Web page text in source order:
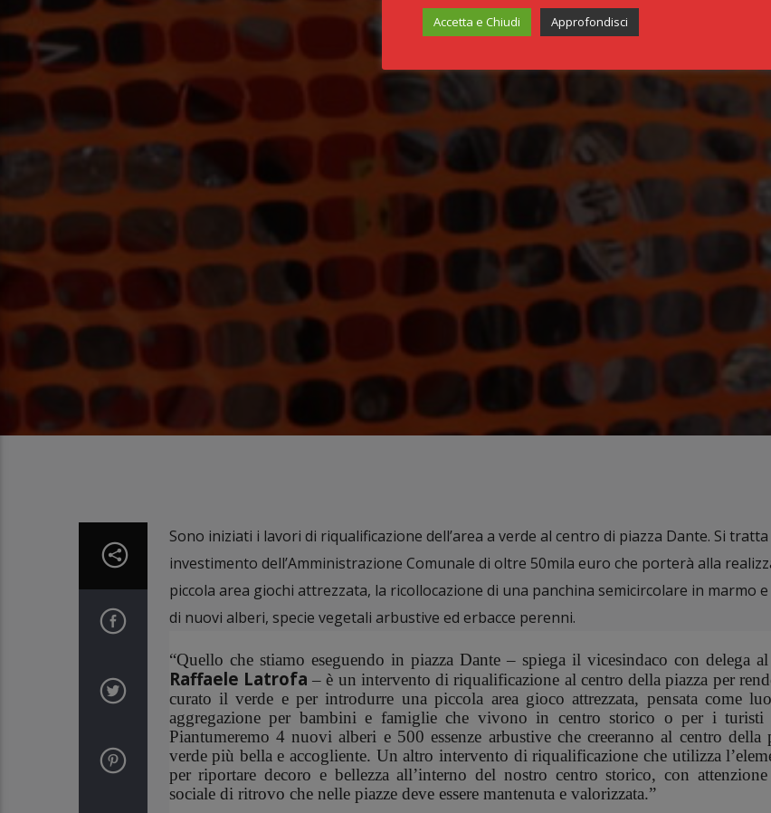
Sono iniziati i lavori di riqualificazione dell’area a verde al centro di piazza Dante. Si
investimento dell’Amministrazione Comunale di oltre 50mila euro che porterà alla
piccola area giochi attrezzata, la ricollocazione di una panchina semicircolare in marmo
di nuovi alberi, specie vegetali arbustive ed erbacce perenni.
“Quello che stiamo eseguendo in piazza Dante – spiega il vicesindaco con delega
Raffaele Latrofa – è un intervento di riqualificazione al centro della piazza per
curato il verde e per introdurre una piccola area gioco attrezzata, pensata come
aggregazione per bambini e famiglie che vivono in centro storico o per i turisti
Piantumeremo 4 nuovi alberi e 500 essenze arbustive che creeranno al centro della
verde più bella e accogliente. Un altro intervento di riqualificazione che utilizza
per riportare decoro e bellezza all’interno del nostro centro storico, con
sociale di ritrovo che nelle piazze deve essere mantenuta e valorizzata.”
Accetta e Chiudi Approfondisci